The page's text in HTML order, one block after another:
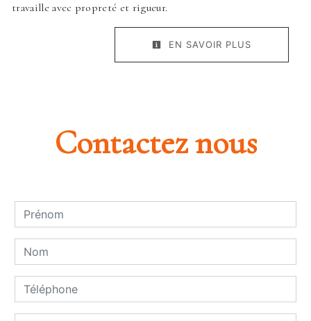
travaille avec propreté et rigueur.
EN SAVOIR PLUS
Contactez nous